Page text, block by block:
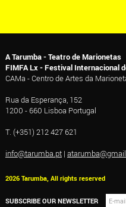
A Tarumba - Teatro de Marionetas
FIMFA Lx - Festival Internacional
CAMa - Centro de Artes da
Rua da Esperança, 152
1200 - 660 Lisboa Portugal
T. (+351) 212 427 621
info@tarumba.pt|
2026 Tarumba, All rights reserved
SUBSCRIBE OUR NEWSLETTER